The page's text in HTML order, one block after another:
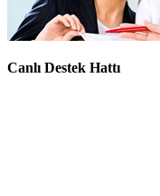
Canlı Destek Hattı